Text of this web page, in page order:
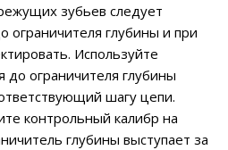
зубьев следует
ограничителя глубины и при
Используйте
до ограничителя глубины
шагу цепи.
контрольный калибр на
глубины выступает за